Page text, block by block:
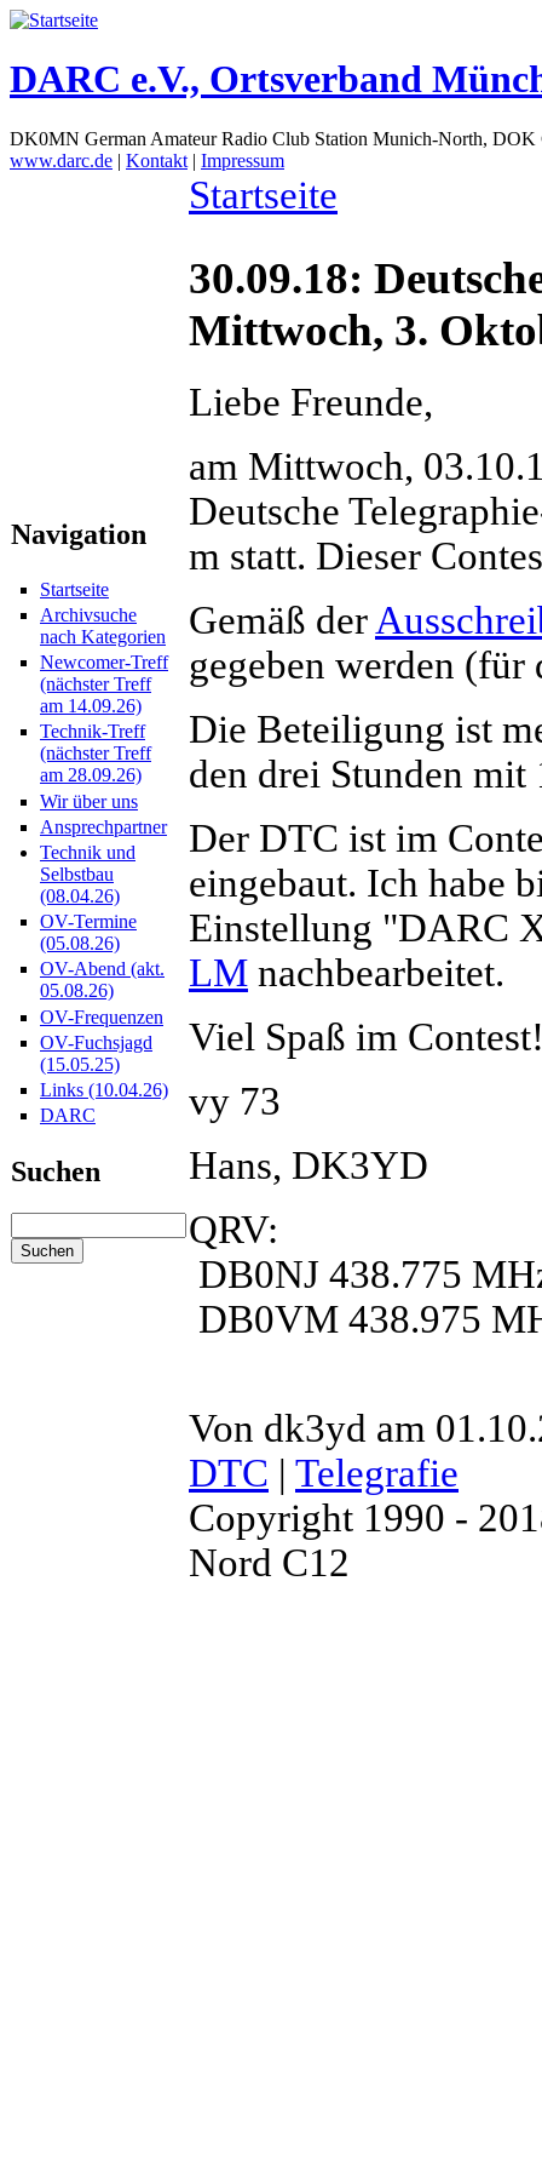
DARC e.V., Ortsverband
DK0MN German Amateur Radio Club Station Munich-North,
www.darc.de | Kontakt | Impressum
Navigation
Startseite
Archivsuche
nach Kategorien
Newcomer-Treff
(nächster Treff
am 14.09.26)
Technik-Treff
(nächster Treff
am 28.09.26)
Wir über uns
Ansprechpartner
Technik und
Selbstbau
(08.04.26)
OV-Termine
(05.08.26)
OV-Abend (akt.
05.08.26)
OV-Frequenzen
OV-Fuchsjagd
(15.05.25)
Links (10.04.26)
DARC
Suchen
Startseite
30.09.18:
Mittwoch, 3.
Liebe Freunde,
am Mittwoch,
Deutsche
m statt. Dieser
Gemäß der
gegeben werden
Die Beteiligung ist
den drei Stunden
Der DTC ist im
eingebaut. Ich habe
Einstellung "DARC
LM nachbearbeitet.
Viel Spaß im
vy 73
Hans, DK3YD
QRV:
DB0NJ 438.775
DB0VM 438.975
Von dk3yd am
DTC | Telegrafie
Copyright 1990 -
Nord C12